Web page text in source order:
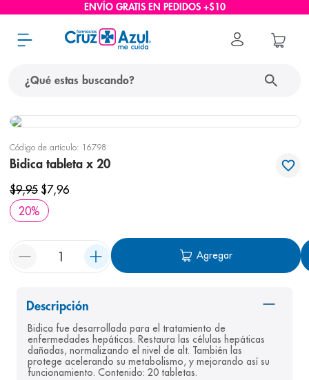
ENVÍO GRATIS EN PEDIDOS +$10
Código de artículo: 16798
Bidica tableta x 20
$9,95 $7,96
20%
Agregar
Descripción
Bidica fue desarrollada para el tratamiento de
enfermedades hepáticas. Restaura las células hepáticas
dañadas, normalizando el nivel de alt. También las
protege acelerando su metabolismo, y mejorando así su
funcionamiento. Contenido: 20 tabletas.
términos más buscados
protector solar
3. eucerin
nivea
6. shampoo
7 bioderma
8. pediasure
9. panolini
10.prueba embarazo